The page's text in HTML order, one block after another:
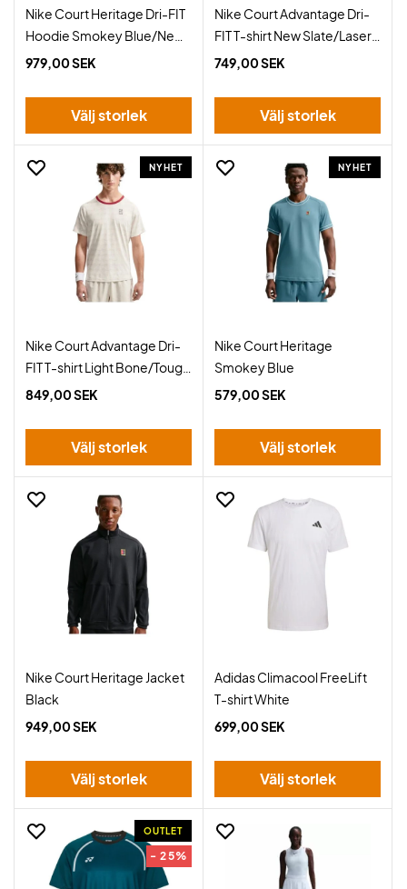
Nike Court Heritage Dri-FIT
Hoodie Smokey Blue/New
Slate
979,00 SEK
Välj storlek
Nike Court Advantage Dri-
FIT T-shirt New Slate/Laser
Orange
749,00 SEK
Välj storlek
NYHET
Nike Court Advantage Dri-
FIT T-shirt Light Bone/Tough
Red
849,00 SEK
Välj storlek
NYHET
Nike Court Heritage
Smokey Blue
579,00 SEK
Välj storlek
Nike Court Heritage Jacket
Black
949,00 SEK
Välj storlek
Adidas Climacool FreeLift
T-shirt White
699,00 SEK
Välj storlek
OUTLET
- 25%